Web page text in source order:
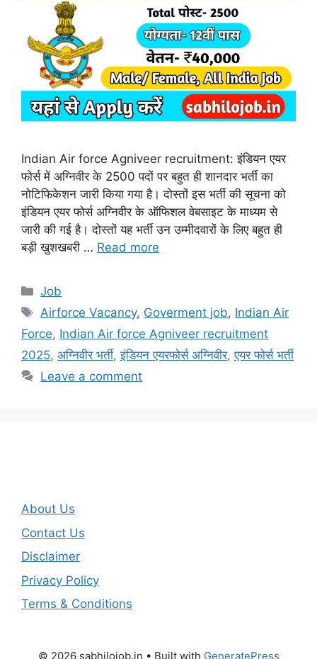
Indian Air force Agniveer recruitment: इंडियन एयर
फोर्स में अग्निवीर के 2500 पदों पर बहुत ही शानदार भर्ती का
नोटिफिकेशन जारी किया गया है। दोस्तों इस भर्ती की सूचना को
इंडियन एयर फोर्स अग्निवीर के ऑफिशल वेबसाइट के माध्यम से
जारी की गई है। दोस्तों यह भर्ती उन उम्मीदवारों के लिए बहुत ही
बड़ी खुशखबरी … Read more
Categories
Job
Tags
Airforce Vacancy, Goverment job, Indian Air
Force, Indian Air force Agniveer recruitment
2025, अग्निवीर भर्ती,इंडियन एयरफोर्स अग्निवीर,एयर फोर्स भर्ती
Leave a comment
About Us
Contact Us
Disclaimer
Privacy Policy
Terms & Conditions
© 2026 sabhilojob.in • Built with GeneratePress